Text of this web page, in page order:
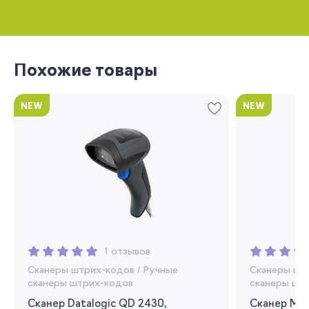
Похожие товары
NEW
1 отзывов
Сканеры штрих-кодов / Ручные
сканеры штрих-кодов
Сканер Datalogic QD 2430,
NEW
Сканеры
сканеры
Сканер
Регистрация
Вы сможете отслеживать статус своих
заказов и получать индивидуальные